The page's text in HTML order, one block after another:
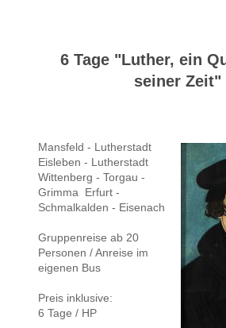
6 Tage "Luther, ein
seiner Zeit"
Mansfeld - Lutherstadt
Eisleben - Lutherstadt
Wittenberg - Torgau -
Grimma Erfurt -
Schmalkalden - Eisenach
Gruppenreise ab 20
Personen / Anreise im
eigenen Bus
Preis inklusive:
6 Tage / HP